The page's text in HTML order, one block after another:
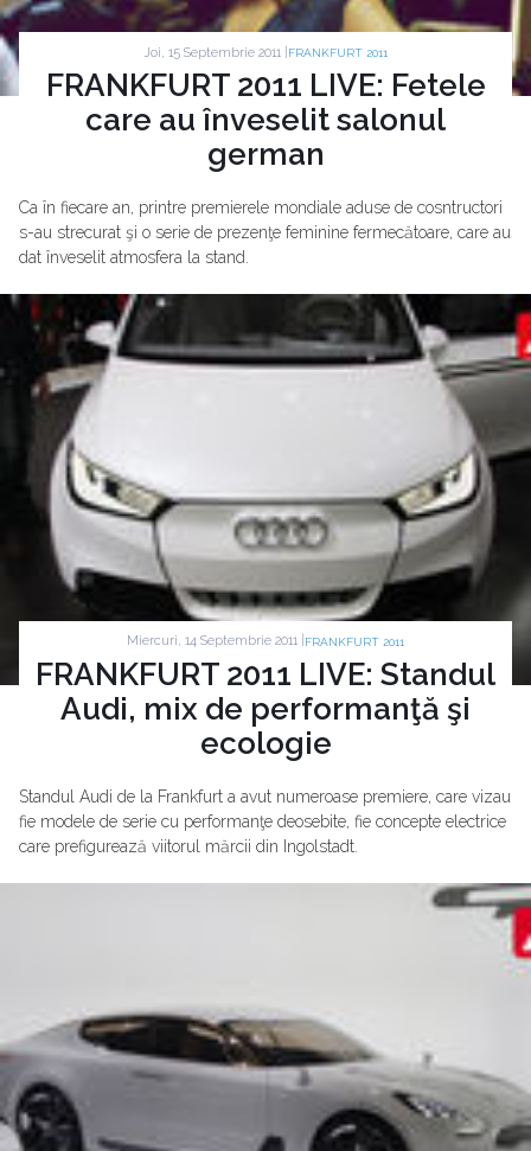
Joi, 15 Septembrie 2011 | FRANKFURT 2011
FRANKFURT 2011 LIVE: Fetele
care au înveselit salonul
german
Ca în fiecare an, printre premierele mondiale aduse de cosntructori
s-au strecurat şi o serie de prezenţe feminine fermecătoare, care au
dat înveselit atmosfera la stand.
Miercuri, 14 Septembrie 2011 | FRANKFURT 2011
FRANKFURT 2011 LIVE: Standul
Audi, mix de performanţă şi
ecologie
Standul Audi de la Frankfurt a avut numeroase premiere, care vizau
fie modele de serie cu performanţe deosebite, fie concepte electrice
care prefigurează viitorul mărcii din Ingolstadt.